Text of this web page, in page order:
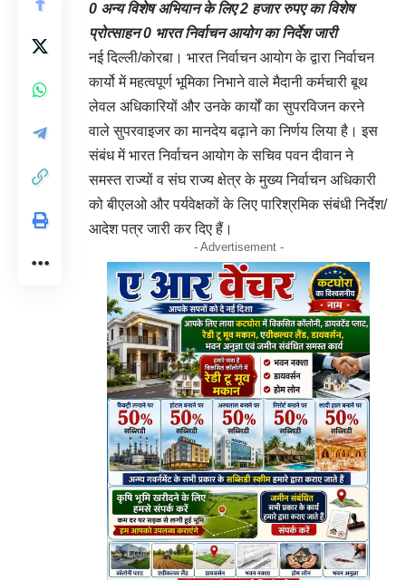
0 अन्य विशेष अभियान के लिए 2 हजार रुपए का विशेष
प्रोत्साहन 0 भारत निर्वाचन आयोग का निर्देश जारी
नई दिल्ली/कोरबा। भारत निर्वाचन आयोग के द्वारा निर्वाचन
कार्यो में महत्वपूर्ण भूमिका निभाने वाले मैदानी कर्मचारी बूथ
लेवल अधिकारियों और उनके कार्यों का सुपरविजन करने
वाले सुपरवाइजर का मानदेय बढ़ाने का निर्णय लिया है। इस
संबंध में भारत निर्वाचन आयोग के सचिव पवन दीवान ने
समस्त राज्यों व संघ राज्य क्षेत्र के मुख्य निर्वाचन अधिकारी
को बीएलओ और पर्यवेक्षकों के लिए पारिश्रमिक संबंधी निर्देश/
आदेश पत्र जारी कर दिए हैं।
- Advertisement -